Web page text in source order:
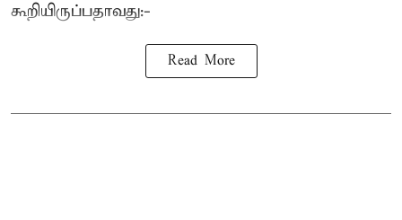
கூறியிருப்பதாவது:-
Read More